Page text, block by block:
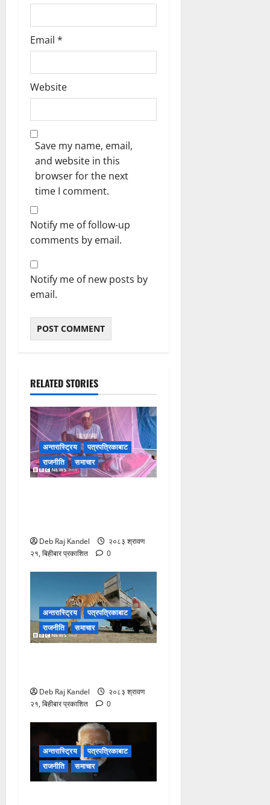
Email *
Website
Save my name, email,
and website in this
browser for the next
time I comment.
Notify me of follow-up
comments by email.
Notify me of new posts by
email.
RELATED STORIES
अन्तरास्ट्रिय
पत्रपत्रिकाबाट
राजनीति
समाचार
Deb Raj Kandel
२०८३ श्रावण
२१, बिहीबार प्रकाशित
0
अन्तरास्ट्रिय
पत्रपत्रिकाबाट
राजनीति
समाचार
Deb Raj Kandel
२०८३ श्रावण
२१, बिहीबार प्रकाशित
0
अन्तरास्ट्रिय
पत्रपत्रिकाबाट
राजनीति
समाचार